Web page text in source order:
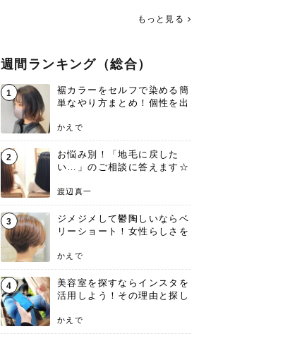
もっと見る
週間ランキング（総合）
1
裾カラーをセルフで染める簡
単なやり方まとめ！個性を出
かえで
2
お悩み別！「地毛に戻した
い…」のご相談に答えます☆
渡辺真一
3
ジメジメして鬱陶しいならベ
リーショート！女性らしさを
かえで
4
美容室を探すならインスタを
活用しよう！その理由と探し
かえで